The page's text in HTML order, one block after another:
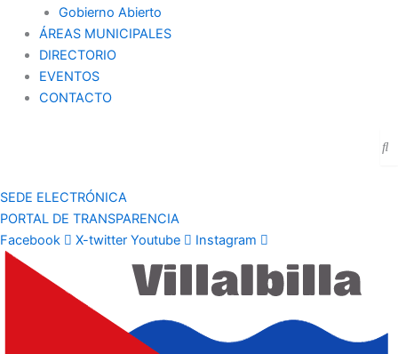
Gobierno Abierto
ÁREAS MUNICIPALES
DIRECTORIO
EVENTOS
CONTACTO
SEDE ELECTRÓNICA
PORTAL DE TRANSPARENCIA
Facebook
X-twitter Youtube Instagram